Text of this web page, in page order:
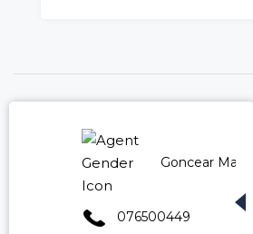
Goncear Marina
076500449